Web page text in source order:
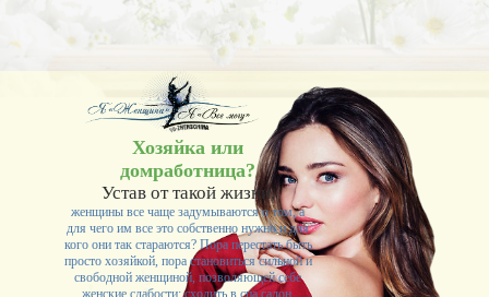
Хозяйка или
домработница?
Устав от такой жизни,
женщины все чаще задумываются о том, а
для чего им все это собственно нужно и для
кого они так стараются? Пора перестать быть
просто хозяйкой, пора становиться сильной и
свободной женщиной, позволяющей себе